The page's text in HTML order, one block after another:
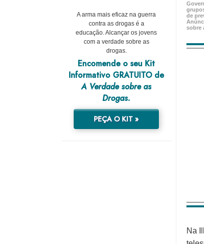
de
sobre
Na
A arma mais eficaz na guerra
contra as drogas é a
educação. Alcançar os jovens
com a verdade sobre as
drogas.
Encomende o seu Kit
Informativo GRATUITO de
A Verdade sobre as
Drogas.
PEÇA O KIT »